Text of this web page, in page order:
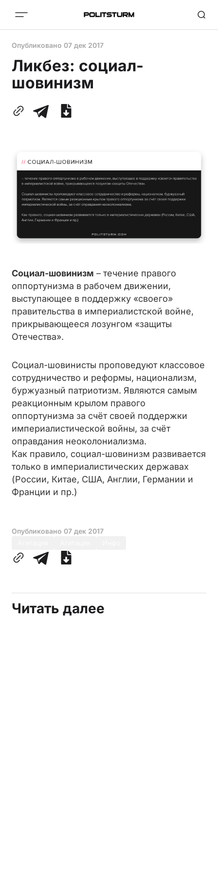
Опубликовано 07 дек 2017
Ликбез: социал-
шовинизм
Социал-шовинизм – течение правого
оппортунизма в рабочем движении,
выступающее в поддержку «своего»
правительства в империалистской войне,
прикрывающееся лозунгом «защиты
Отечества».
Социал-шовинисты проповедуют классовое
сотрудничество и реформы, национализм,
буржуазный патриотизм. Являются самым
реакционным крылом правого
оппортунизма за счёт своей поддержки
империалистической войны, за счёт
оправдания неоколониализма.
Как правило, социал-шовинизм развивается
только в империалистических державах
(России, Китае, США, Англии, Германии и
Франции и пр.)
Опубликовано 07 дек 2017
Читать далее